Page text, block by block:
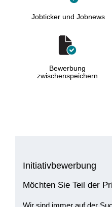
Jobticker und Jobnews
Bewerbung
zwischenspeichern
Initiativbewerbung
Möchten Sie Teil der